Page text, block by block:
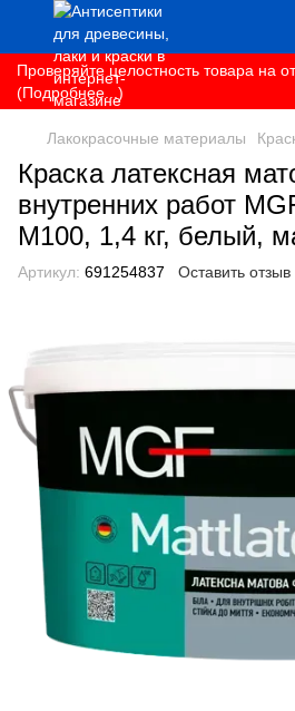
Проверяйте целостность товара на
(Подробнее...)
Лакокрасочные материалы
Краска латексная
внутренних работ
M100, 1,4 кг, белый,
Артикул: 691254837 Оставить отзыв